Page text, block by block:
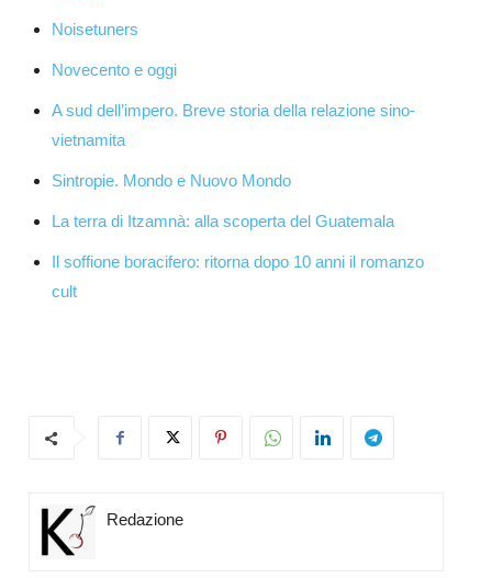
Noisetuners
Novecento e oggi
A sud dell’impero. Breve storia della relazione sino-
vietnamita
Sintropie. Mondo e Nuovo Mondo
La terra di Itzamnà: alla scoperta del Guatemala
Il soffione boracifero: ritorna dopo 10 anni il romanzo
cult
Redazione